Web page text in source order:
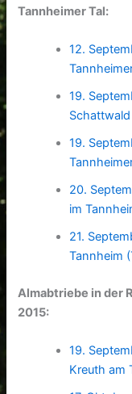
Tannheimer Tal:
12.
19.
19.
20.
im
21.
Tannheim
Almabtriebe in der
2015:
19.
Kreuth am